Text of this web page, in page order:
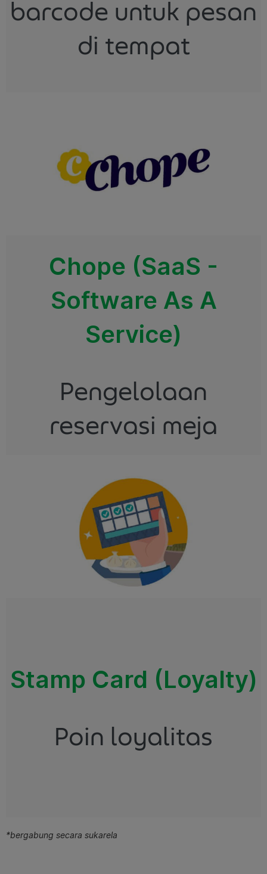
barcode untuk pesan
di tempat
Chope (SaaS -
Software As A
Service)
Pengelolaan
reservasi meja
Stamp Card (Loyalty)
Poin loyalitas
*bergabung secara sukarela